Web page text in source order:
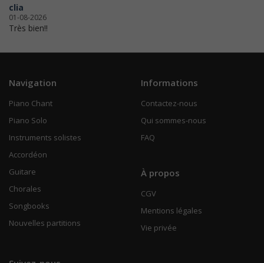
clia
01-08-2026
Très bien!!
Navigation
Piano Chant
Piano Solo
Instruments solistes
Accordéon
Guitare
Chorales
Songbooks
Nouvelles partitions
Informations
Contactez-nous
Qui sommes-nous
FAQ
À propos
CGV
Mentions légales
Vie privée